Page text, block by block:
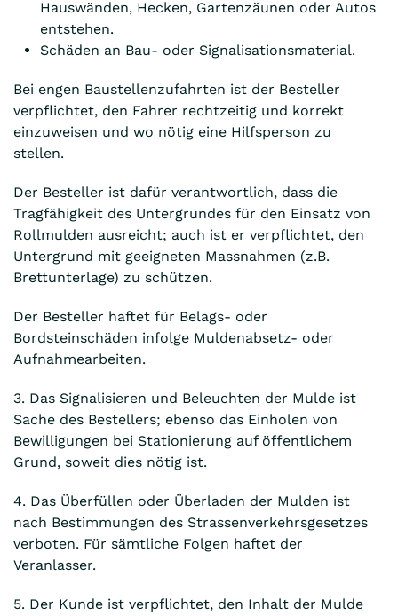
Hauswänden, Hecken, Gartenzäunen oder Autos
entstehen.
Schäden an Bau- oder Signalisationsmaterial.
Bei engen Baustellenzufahrten ist der Besteller
verpflichtet, den Fahrer rechtzeitig und korrekt
einzuweisen und wo nötig eine Hilfsperson zu
stellen.
Der Besteller ist dafür verantwortlich, dass die
Tragfähigkeit des Untergrundes für den Einsatz von
Rollmulden ausreicht; auch ist er verpflichtet, den
Untergrund mit geeigneten Massnahmen (z.B.
Brettunterlage) zu schützen.
Der Besteller haftet für Belags- oder
Bordsteinschäden infolge Muldenabsetz- oder
Aufnahmearbeiten.
3. Das Signalisieren und Beleuchten der Mulde ist
Sache des Bestellers; ebenso das Einholen von
Bewilligungen bei Stationierung auf öffentlichem
Grund, soweit dies nötig ist.
4. Das Überfüllen oder Überladen der Mulden ist
nach Bestimmungen des Strassenverkehrsgesetzes
verboten. Für sämtliche Folgen haftet der
Veranlasser.
5. Der Kunde ist verpflichtet, den Inhalt der Mulde